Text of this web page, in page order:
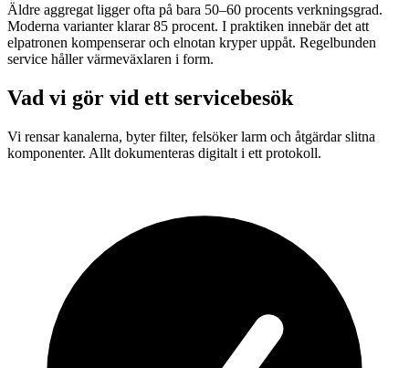
Äldre aggregat ligger ofta på bara 50–60 procents verkningsgrad.
Moderna varianter klarar 85 procent. I praktiken innebär det att
elpatronen kompenserar och elnotan kryper uppåt. Regelbunden
service håller värmeväxlaren i form.
Vad vi gör vid ett servicebesök
Vi rensar kanalerna, byter filter, felsöker larm och åtgärdar slitna
komponenter. Allt dokumenteras digitalt i ett protokoll.